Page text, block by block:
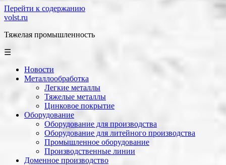
Перейти к содержанию
volst.ru
Тяжелая промышленность
☰
Новости
Металлообработка
Легкие металлы
Тяжелые металлы
Цинковое покрытие
Оборудование
Оборудование для производства
Оборудование для литейного производства
Промышленное оборудование
Производственные линии
Доменное производство